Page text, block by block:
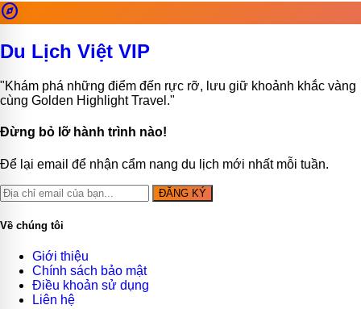
explore
Du Lịch Việt VIP
"Khám phá những điểm đến rực rỡ, lưu giữ khoảnh khắc vàng
cùng Golden Highlight Travel."
Đừng bỏ lỡ hành trình nào!
Để lại email để nhận cẩm nang du lịch mới nhất mỗi tuần.
ĐĂNG KÝ
Về chúng tôi
Giới thiệu
Chính sách bảo mật
Điều khoản sử dụng
Liên hệ